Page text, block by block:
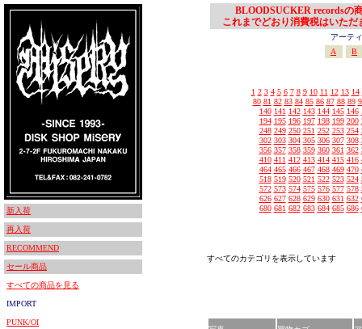
新入荷
再入荷
RECOMMEND
セール商品
すべての商品を見る
IMPORT
PUNK/OI
BLOODSUCKER recordsの
これまでどおり消費税はいただ
アーテ
A
B
1 2 3 4 5 6 7 8 9 10 11 12 13 14
80 81 82 83 84 85 86 87 88 89
140 141 142 143 144 145 146
194 195 196 197 198 199 200
248 249 250 251 252 253 254
302 303 304 305 306 307 308
356 357 358 359 360 361 362
410 411 412 413 414 415 416
464 465 466 467 468 469 470
518 519 520 521 522 523 524
572 573 574 575 576 577 578
626 627 628 629 630 631 632
680 681 682 683 684 685 686
すべてのカテゴリを表示しています